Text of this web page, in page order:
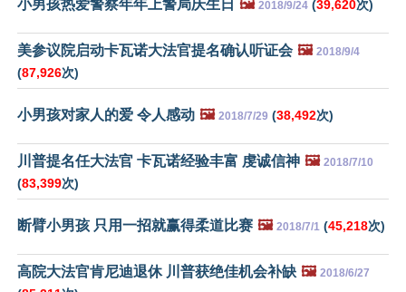
小男孩热爱警察年年上警局庆生日 🖼️ 2018/9/24 (39,620次)
美参议院启动卡瓦诺大法官提名确认听证会 🖼️ 2018/9/4
(87,926次)
小男孩对家人的爱 令人感动 🖼️ 2018/7/29 (38,492次)
川普提名任大法官 卡瓦诺经验丰富 虔诚信神 🖼️ 2018/7/10
(83,399次)
断臂小男孩 只用一招就赢得柔道比赛 🖼️ 2018/7/1 (45,218次)
高院大法官肯尼迪退休 川普获绝佳机会补缺 🖼️ 2018/6/27